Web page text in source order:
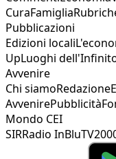
CuraFamiglia
Pubblicazioni
Edizioni locali
UpLuoghi
Avvenire
Chi siamoRedazione
AvvenirePubblicità
Mondo CEI
SIRRadio InBlu